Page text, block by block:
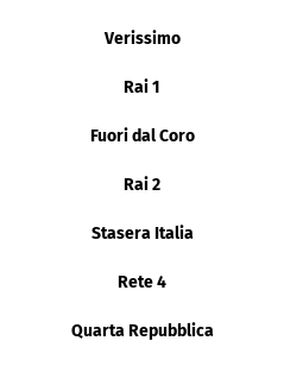
Verissimo
Rai 1
Fuori dal Coro
Rai 2
Stasera Italia
Rete 4
Quarta Repubblica